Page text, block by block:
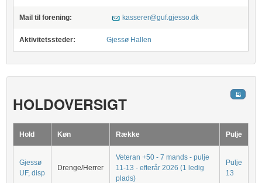
Mail til forening: kasserer@guf.gjesso.dk
Aktivitetssteder: Gjessø Hallen
HOLDOVERSIGT
Hold Køn Række Pulje
Gjessø
UF, disp
Drenge/Herrer
Veteran +50 - 7 mands - pulje
11-13 - efterår 2026 (1 ledig
plads)
Pulje
13